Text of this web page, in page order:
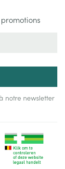
notre newsletter